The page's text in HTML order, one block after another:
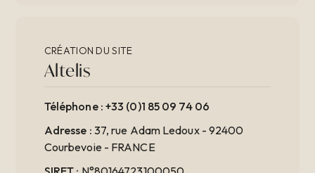
CRÉATION DU SITE
Altelis
Téléphone : +33 (0)1 85 09 74 06
Adresse : 37, rue Adam Ledoux - 92400
Courbevoie - FRANCE